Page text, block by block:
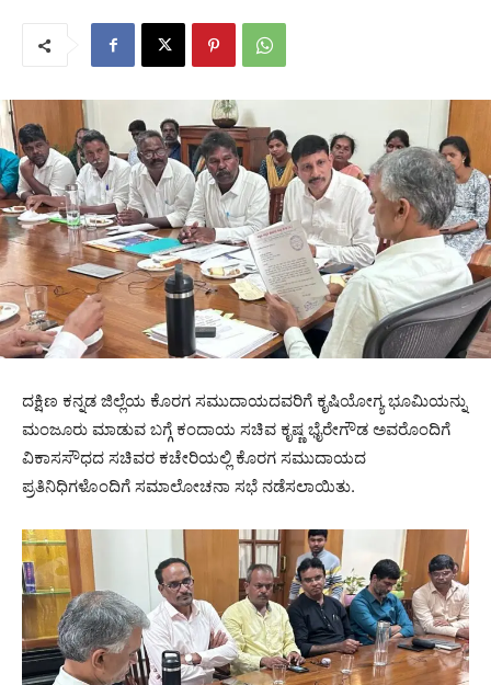
ದಕ್ಷಿಣ ಕನ್ನಡ ಜಿಲ್ಲೆಯ ಕೊರಗ ಸಮುದಾಯದವರಿಗೆ ಕೃಷಿಯೋಗ್ಯ ಭೂಮಿಯನ್ನು
ಮಂಜೂರು ಮಾಡುವ ಬಗ್ಗೆ ಕಂದಾಯ ಸಚಿವ ಕೃಷ್ಣ ಭೈರೇಗೌಡ ಅವರೊಂದಿಗೆ
ವಿಕಾಸಸೌಧದ ಸಚಿವರ ಕಚೇರಿಯಲ್ಲಿ ಕೊರಗ ಸಮುದಾಯದ
ಪ್ರತಿನಿಧಿಗಳೊಂದಿಗೆ ಸಮಾಲೋಚನಾ ಸಭೆ ನಡೆಸಲಾಯಿತು.